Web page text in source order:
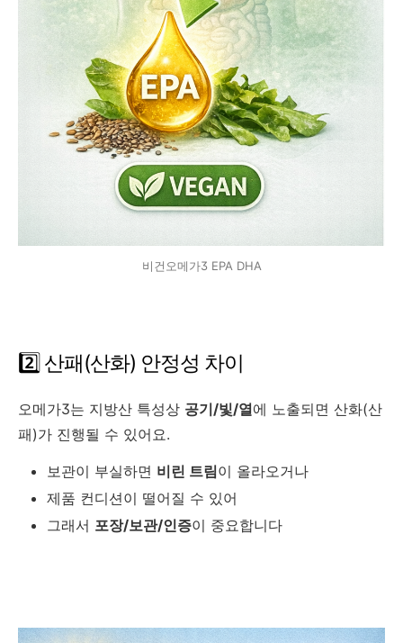
비건오메가3 EPA DHA
2️⃣ 산패(산화) 안정성 차이
오메가3는 지방산 특성상 공기/빛/열에 노출되면 산화(산
패)가 진행될 수 있어요.
보관이 부실하면 비린 트림이 올라오거나
제품 컨디션이 떨어질 수 있어
그래서 포장/보관/인증이 중요합니다